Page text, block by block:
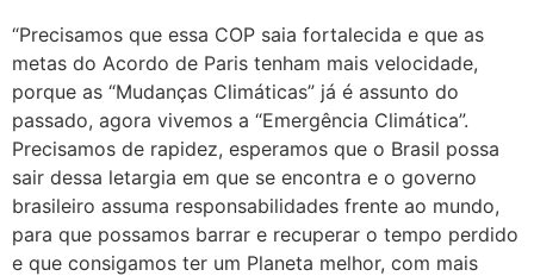
“Precisamos que essa COP saia fortalecida e que as
metas do Acordo de Paris tenham mais velocidade,
porque as “Mudanças Climáticas” já é assunto do
passado, agora vivemos a “Emergência Climática”.
Precisamos de rapidez, esperamos que o Brasil possa
sair dessa letargia em que se encontra e o governo
brasileiro assuma responsabilidades frente ao mundo,
para que possamos barrar e recuperar o tempo perdido
e que consigamos ter um Planeta melhor, com mais